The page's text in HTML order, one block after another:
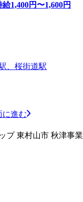
給1,400円〜1,600円
、桜街道駅
に進む
プ 東村山市 秋津事